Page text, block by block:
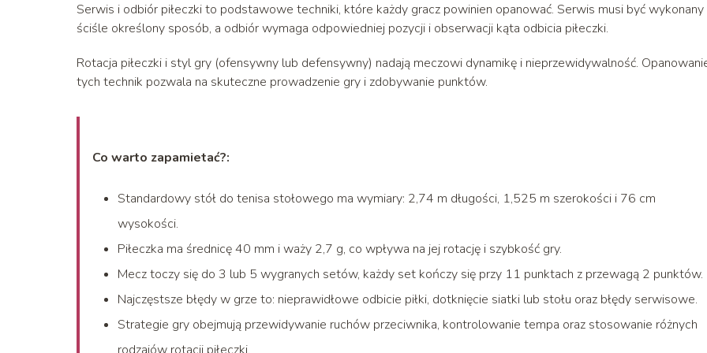
Serwis i odbiór piłeczki to podstawowe techniki, które każdy gracz powinien opanować. Serwis musi być
ściśle określony sposób, a odbiór wymaga odpowiedniej pozycji i obserwacji kąta odbicia piłeczki.
Rotacja piłeczki i styl gry (ofensywny lub defensywny) nadają meczowi dynamikę i nieprzewidywalność.
tych technik pozwala na skuteczne prowadzenie gry i zdobywanie punktów.
Co warto zapamietać?:
Standardowy stół do tenisa stołowego ma wymiary: 2,74 m długości, 1,525 m szerokości i 76 cm
wysokości.
Piłeczka ma średnicę 40 mm i waży 2,7 g, co wpływa na jej rotację i szybkość gry.
Mecz toczy się do 3 lub 5 wygranych setów, każdy set kończy się przy 11 punktach z przewagą 2 punktów.
Najczęstsze błędy w grze to: nieprawidłowe odbicie piłki, dotknięcie siatki lub stołu oraz błędy serwisowe.
Strategie gry obejmują przewidywanie ruchów przeciwnika, kontrolowanie tempa oraz stosowanie różnych